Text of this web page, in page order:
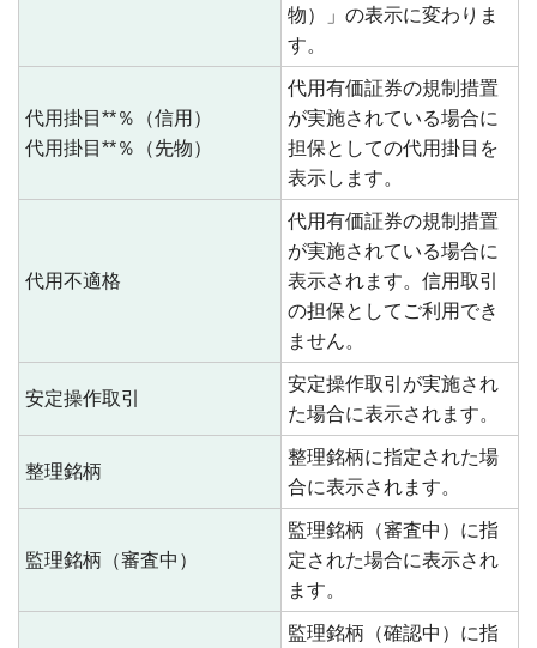
物）」の表示に変わりま
す。
代用掛目**％（信用）
代用掛目**％（先物）
代用有価証券の規制措置
が実施されている場合に
担保としての代用掛目を
表示します。
代用不適格
代用有価証券の規制措置
が実施されている場合に
表示されます。信用取引
の担保としてご利用でき
ません。
安定操作取引
安定操作取引が実施され
た場合に表示されます。
整理銘柄
整理銘柄に指定された場
合に表示されます。
監理銘柄（審査中）
監理銘柄（審査中）に指
定された場合に表示され
ます。
監理銘柄（確認中）に指